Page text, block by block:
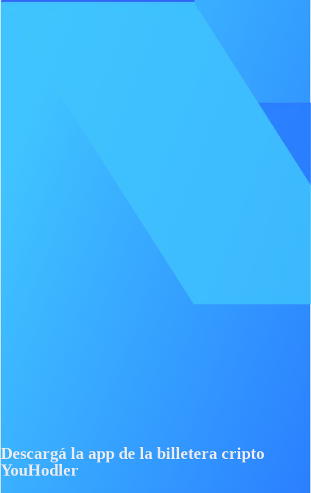
Descargá la app de la billetera cripto
YouHodler